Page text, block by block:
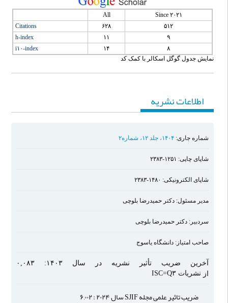
All
Since ۲۰۲۱
Citations
۶۲۸
۵۱۲
h-index
۱۱
i۱۰-index
۱۴
نمایش جدول گوگل اسکالر با کمک کد
اطلاعات نشریه
شماره جاری:۱۴۰۴، جلد ۱۲، شماره۲
شاپای چاپی:۲۳۸۳-۱۲۵۱
شاپای الکترونيکی:۲۳۸۳-۱۴۸۰
مدير مسئول:دکتر حمیدرضا بلوچی
سردبير: دکتر حمیدرضا بلوچی
صاحب امتياز: دانشگاه یاسوج
آخرین ضریب تأثیر نشریه در سال ۱۴۰۳: ۰,۰۸۳
نشریات ISC=Q۳
ضریب تاثیر علمی مجله SJIF سال ۲۰۲۴ : ۶,۰۰۲